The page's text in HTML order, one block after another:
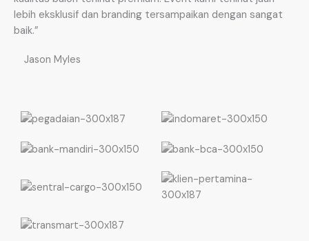
lebih eksklusif dan branding tersampaikan dengan sangat
baik.”
Jason Myles